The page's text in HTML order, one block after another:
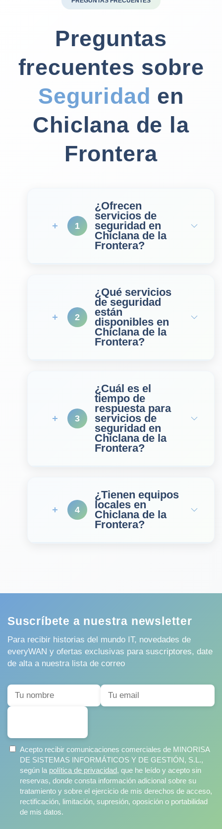
Preguntas
frecuentes sobre
Seguridad en
Chiclana de la
Frontera
1
¿Ofrecen
servicios de
seguridad en
Chiclana de la
Frontera?
2
¿Qué servicios
de seguridad
están
disponibles en
Chiclana de la
Frontera?
3
¿Cuál es el
tiempo de
respuesta para
servicios de
seguridad en
Chiclana de la
Frontera?
4
¿Tienen equipos
locales en
Chiclana de la
Frontera?
Suscríbete a nuestra newsletter
Para recibir historias del mundo IT, novedades de
everyWAN y ofertas exclusivas para suscriptores, date
de alta a nuestra lista de correo
Acepto recibir comunicaciones comerciales de MINORISA
DE SISTEMAS INFORMÁTICOS Y DE GESTIÓN, S.L.,
según la política de privacidad, que he leído y acepto sin
reservas, donde consta información adicional sobre su
tratamiento y sobre el ejercicio de mis derechos de acceso,
rectificación, limitación, supresión, oposición o portabilidad
de mis datos.